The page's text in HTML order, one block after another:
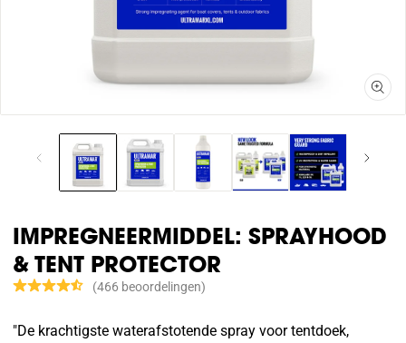
IMPREGNEERMIDDEL: SPRAYHOOD
& TENT PROTECTOR
466 beoordelingen
"De krachtigste waterafstotende spray voor tentdoek,